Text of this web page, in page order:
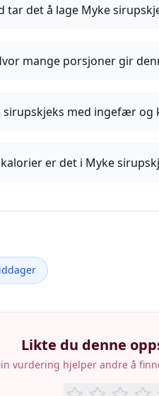
tar det å lage Myke
mange porsjoner gir
sirupskjeks med ingefær og
er det i Myke
Likte du denne
vurdering hjelper andre å